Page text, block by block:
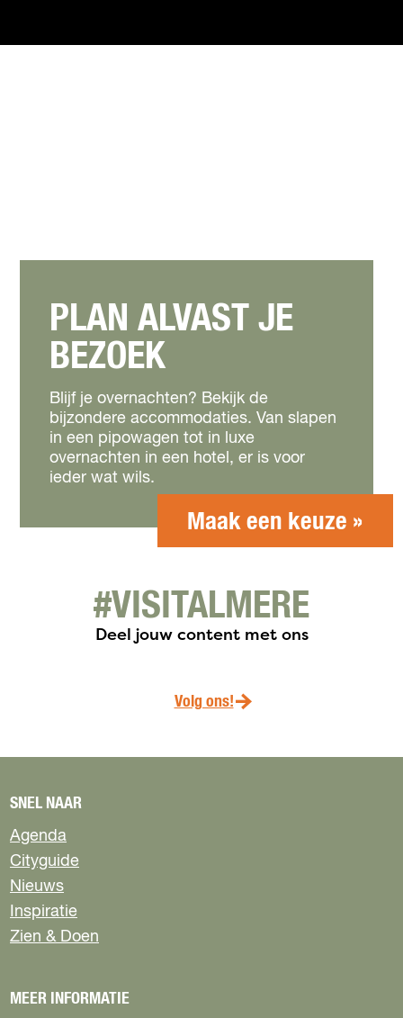
PLAN ALVAST JE
BEZOEK
Blijf je overnachten? Bekijk de
bijzondere accommodaties. Van slapen
in een pipowagen tot in luxe
overnachten in een hotel, er is voor
ieder wat wils.
Maak een keuze »
#VISITALMERE
Deel jouw content met ons
Volg ons!
SNEL NAAR
Agenda
Cityguide
Nieuws
Inspiratie
Zien & Doen
MEER INFORMATIE